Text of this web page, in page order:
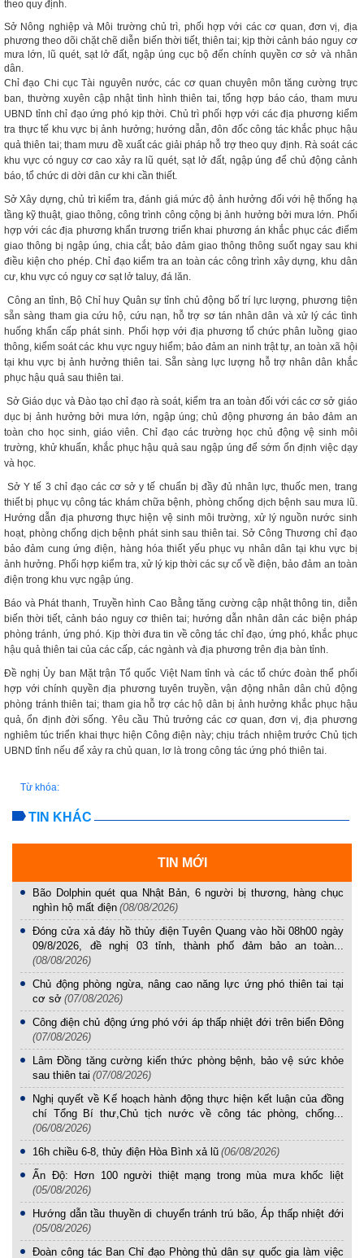
theo quy định.
Sở Nông nghiệp và Môi trường chủ trì, phối hợp với các cơ quan, đơn vị, địa
phương theo dõi chặt chẽ diễn biến thời tiết, thiên tai; kịp thời cảnh báo nguy cơ
mưa lớn, lũ quét, sạt lở đất, ngập úng cục bộ đến chính quyền cơ sở và nhân
dân.
Chỉ đạo Chi cục Tài nguyên nước, các cơ quan chuyên môn tăng cường trực
ban, thường xuyên cập nhật tình hình thiên tai, tổng hợp báo cáo, tham mưu
UBND tỉnh chỉ đạo ứng phó kịp thời. Chủ trì phối hợp với các địa phương kiểm
tra thực tế khu vực bị ảnh hưởng; hướng dẫn, đôn đốc công tác khắc phục hậu
quả thiên tai; tham mưu đề xuất các giải pháp hỗ trợ theo quy định. Rà soát các
khu vực có nguy cơ cao xảy ra lũ quét, sạt lở đất, ngập úng để chủ động cảnh
báo, tổ chức di dời dân cư khi cần thiết.
Sở Xây dựng, chủ trì kiểm tra, đánh giá mức độ ảnh hưởng đối với hệ thống hạ
tầng kỹ thuật, giao thông, công trình công cộng bị ảnh hưởng bởi mưa lớn. Phối
hợp với các địa phương khẩn trương triển khai phương án khắc phục các điểm
giao thông bị ngập úng, chia cắt; bảo đảm giao thông thông suốt ngay sau khi
điều kiện cho phép. Chỉ đạo kiểm tra an toàn các công trình xây dựng, khu dân
cư, khu vực có nguy cơ sạt lở taluy, đá lăn.
Công an tỉnh, Bộ Chỉ huy Quân sự tỉnh chủ động bố trí lực lượng, phương tiện
sẵn sàng tham gia cứu hộ, cứu nạn, hỗ trợ sơ tán nhân dân và xử lý các tình
huống khẩn cấp phát sinh. Phối hợp với địa phương tổ chức phân luồng giao
thông, kiểm soát các khu vực nguy hiểm; bảo đảm an ninh trật tự, an toàn xã hội
tại khu vực bị ảnh hưởng thiên tai. Sẵn sàng lực lượng hỗ trợ nhân dân khắc
phục hậu quả sau thiên tai.
Sở Giáo dục và Đào tạo chỉ đạo rà soát, kiểm tra an toàn đối với các cơ sở giáo
dục bị ảnh hưởng bởi mưa lớn, ngập úng; chủ động phương án bảo đảm an
toàn cho học sinh, giáo viên. Chỉ đạo các trường học chủ động vệ sinh môi
trường, khử khuẩn, khắc phục hậu quả sau ngập úng để sớm ổn định việc dạy
và học.
Sở Y tế 3 chỉ đạo các cơ sở y tế chuẩn bị đầy đủ nhân lực, thuốc men, trang
thiết bị phục vụ công tác khám chữa bệnh, phòng chống dịch bệnh sau mưa lũ.
Hướng dẫn địa phương thực hiện vệ sinh môi trường, xử lý nguồn nước sinh
hoạt, phòng chống dịch bệnh phát sinh sau thiên tai. Sở Công Thương chỉ đạo
bảo đảm cung ứng điện, hàng hóa thiết yếu phục vụ nhân dân tại khu vực bị
ảnh hưởng. Phối hợp kiểm tra, xử lý kịp thời các sự cố về điện, bảo đảm an toàn
điện trong khu vực ngập úng.
Báo và Phát thanh, Truyền hình Cao Bằng tăng cường cập nhật thông tin, diễn
biến thời tiết, cảnh báo nguy cơ thiên tai; hướng dẫn nhân dân các biện pháp
phòng tránh, ứng phó. Kịp thời đưa tin về công tác chỉ đạo, ứng phó, khắc phục
hậu quả thiên tai của các cấp, các ngành và địa phương trên địa bàn tỉnh.
Đề nghị Ủy ban Mặt trận Tổ quốc Việt Nam tỉnh và các tổ chức đoàn thể phối
hợp với chính quyền địa phương tuyên truyền, vận động nhân dân chủ động
phòng tránh thiên tai; tham gia hỗ trợ các hộ dân bị ảnh hưởng khắc phục hậu
quả, ổn định đời sống. Yêu cầu Thủ trưởng các cơ quan, đơn vị, địa phương
nghiêm túc triển khai thực hiện Công điện này; chịu trách nhiệm trước Chủ tịch
UBND tỉnh nếu để xảy ra chủ quan, lơ là trong công tác ứng phó thiên tai.
Từ khóa:
TIN KHÁC
TIN MỚI
Bão Dolphin quét qua Nhật Bản, 6 người bị thương, hàng chục
nghìn hộ mất điện (08/08/2026)
Đóng cửa xả đáy hồ thủy điện Tuyên Quang vào hồi 08h00 ngày
09/8/2026, đề nghị 03 tỉnh, thành phố đảm bảo an toàn...
(08/08/2026)
Chủ động phòng ngừa, nâng cao năng lực ứng phó thiên tai tại
cơ sở (07/08/2026)
Công điện chủ động ứng phó với áp thấp nhiệt đới trên biển Đông
(07/08/2026)
Lâm Đồng tăng cường kiến thức phòng bệnh, bảo vệ sức khỏe
sau thiên tai (07/08/2026)
Nghị quyết về Kế hoạch hành động thực hiện kết luận của đồng
chí Tổng Bí thư,Chủ tịch nước về công tác phòng, chống...
(06/08/2026)
16h chiều 6-8, thủy điện Hòa Bình xả lũ (06/08/2026)
Ấn Độ: Hơn 100 người thiệt mạng trong mùa mưa khốc liệt
(05/08/2026)
Hướng dẫn tầu thuyền di chuyển tránh trú bão, Áp thấp nhiệt đới
(05/08/2026)
Đoàn công tác Ban Chỉ đạo Phòng thủ dân sự quốc gia làm việc